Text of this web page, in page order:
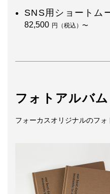
SNS用ショートム
82,500 円（税込）〜
フォトアルバム
フォーカスオリジナルのフォ